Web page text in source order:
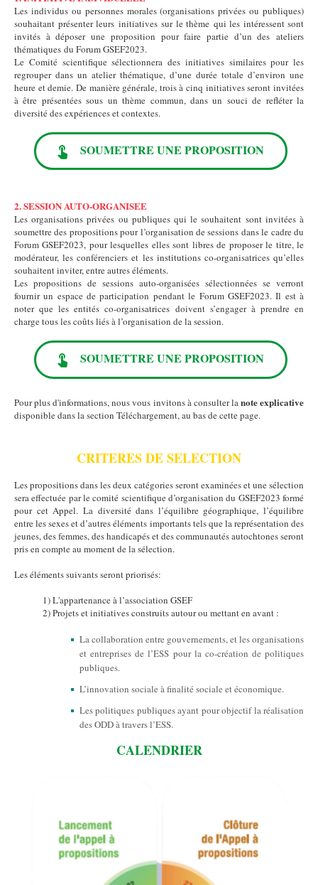
Les individus ou personnes morales (organisations privées ou publiques)
souhaitant présenter leurs initiatives sur le thème qui les intéressent sont
invités à déposer une proposition pour faire partie d’un des ateliers
thématiques du Forum GSEF2023.
Le Comité scientifique sélectionnera des initiatives similaires pour les
regrouper dans un atelier thématique, d’une durée totale d’environ une
heure et demie. De manière générale, trois à cinq initiatives seront invitées
à être présentées sous un thème commun, dans un souci de refléter la
diversité des expériences et contextes.
SOUMETTRE UNE PROPOSITION
2. SESSION AUTO-ORGANISEE
Les organisations privées ou publiques qui le souhaitent sont invitées à
soumettre des propositions pour l’organisation de sessions dans le cadre du
Forum GSEF2023, pour lesquelles elles sont libres de proposer le titre, le
modérateur, les conférenciers et les institutions co-organisatrices qu’elles
souhaitent inviter, entre autres éléments.
Les propositions de sessions auto-organisées sélectionnées se verront
fournir un espace de participation pendant le Forum GSEF2023. Il est à
noter que les entités co-organisatrices doivent s’engager à prendre en
charge tous les coûts liés à l’organisation de la session.
SOUMETTRE UNE PROPOSITION
Pour plus d'informations, nous vous invitons à consulter lanote explicative
disponible dans la section Téléchargement, au bas de cette page.
CRITERES DE SELECTION
Les propositions dans les deux catégories seront examinées et une sélection
sera effectuée par le comité scientifique d’organisation du GSEF2023 formé
pour cet Appel. La diversité dans l’équilibre géographique, l’équilibre
entre les sexes et d’autres éléments importants tels que la représentation des
jeunes, des femmes, des handicapés et des communautés autochtones seront
pris en compte au moment de la sélection.
Les éléments suivants seront priorisés:
1) L'appartenance à l’association GSEF
2) Projets et initiatives construits autour ou mettant en avant :
La collaboration entre gouvernements, et les organisations
et entreprises de l’ESS pour la co-création de politiques
publiques.
L’innovation sociale à finalité sociale et économique.
Les politiques publiques ayant pour objectif la réalisation
des ODD à travers l’ESS.
CALENDRIER